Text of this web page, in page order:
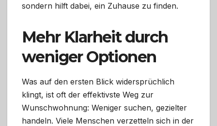
sondern hilft dabei, ein Zuhause zu finden.
Mehr Klarheit durch
weniger Optionen
Was auf den ersten Blick widersprüchlich
klingt, ist oft der effektivste Weg zur
Wunschwohnung: Weniger suchen, gezielter
handeln. Viele Menschen verzetteln sich in der